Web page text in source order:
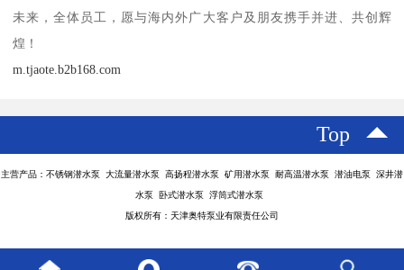
未来，全体员工，愿与海内外广大客户及朋友携手并进、共创辉
煌！
m.tjaote.b2b168.com
Top
主营产品：不锈钢潜水泵 大流量潜水泵 高扬程潜水泵 矿用潜水泵 耐高温潜水泵 潜油电泵 深井潜
水泵 卧式潜水泵 浮筒式潜水泵
版权所有：天津奥特泵业有限责任公司